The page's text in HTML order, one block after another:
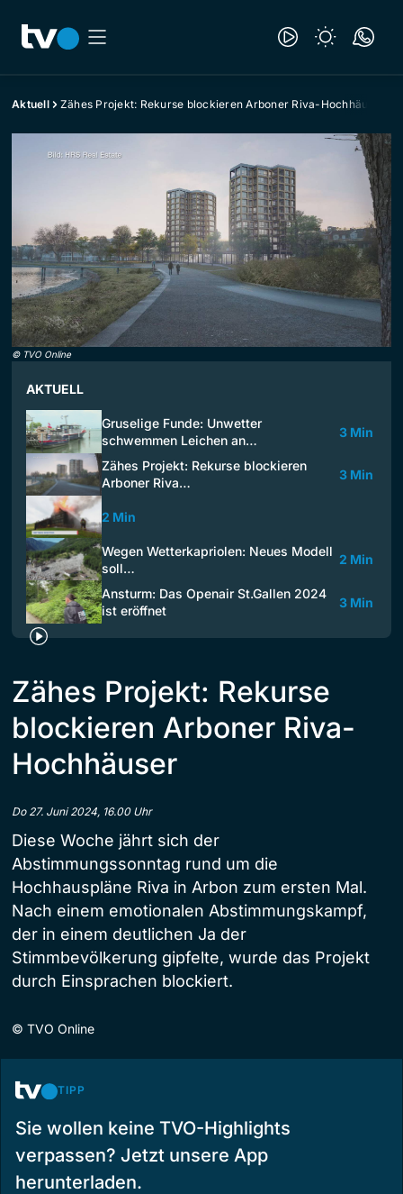
Aktuell Zähes Projekt: Rekurse blockieren Arboner Riva-Hochhäuser
© TVO Online
AKTUELL
Gruselige Funde: Unwetter
schwemmen Leichen an…
3 Min
Zähes Projekt: Rekurse blockieren
Arboner Riva…
3 Min
2 Min
Wegen Wetterkapriolen: Neues Modell
soll…
2 Min
Ansturm: Das Openair St.Gallen 2024
ist eröffnet
3 Min
Zähes Projekt: Rekurse
blockieren Arboner Riva-
Hochhäuser
Do 27. Juni 2024, 16.00 Uhr
Diese Woche jährt sich der
Abstimmungssonntag rund um die
Hochhauspläne Riva in Arbon zum ersten Mal.
Nach einem emotionalen Abstimmungskampf,
der in einem deutlichen Ja der
Stimmbevölkerung gipfelte, wurde das Projekt
durch Einsprachen blockiert.
© TVO Online
TIPP
Sie wollen keine TVO-Highlights
verpassen? Jetzt unsere App
herunterladen.